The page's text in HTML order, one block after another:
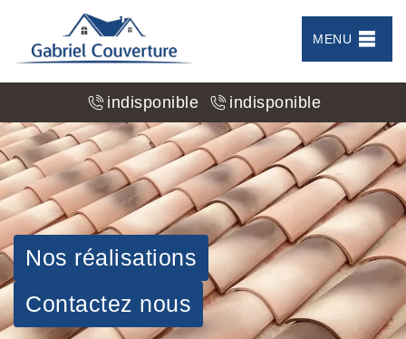
MENU
indisponible indisponible
Nos réalisations
Contactez nous